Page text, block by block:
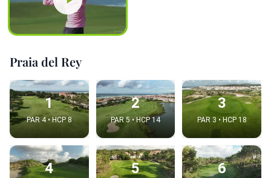
Praia del Rey
1
PAR 4 • HCP 8
2
PAR 5 • HCP 14
3
PAR 3 • HCP 18
4 5 6